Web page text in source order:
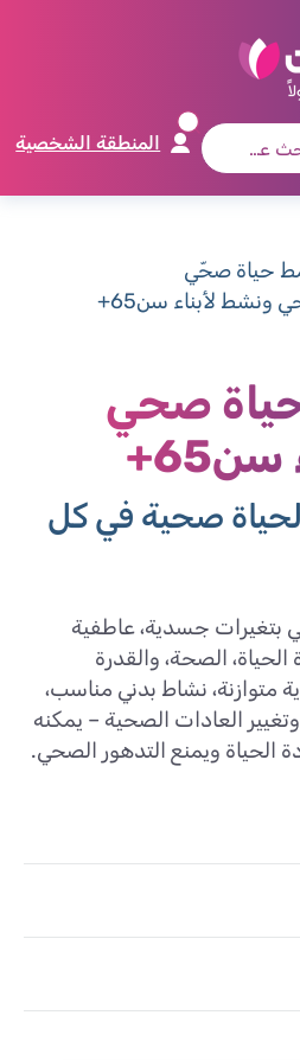
المنطقة الشخصية
حياة صحّي
لأبناء سن65+
صحي
صحية في كل
بتغيرات جسدية، عاطفية
الصحة، والقدرة
متوازنة، نشاط بدني مناسب،
العادات الصحية – يمكنه
ويمنع التدهور الصحي.